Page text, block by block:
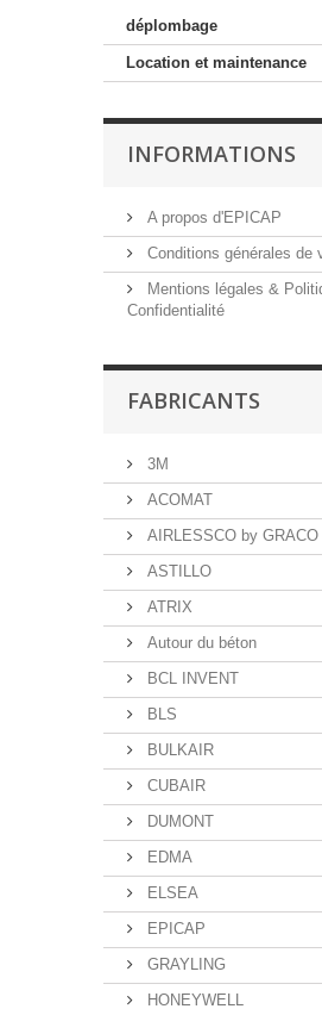
déplombage
Location et maintenance
INFORMATIONS
A propos d'EPICAP
Conditions générales de
Mentions légales &
Confidentialité
FABRICANTS
3M
ACOMAT
AIRLESSCO by GRACO
ASTILLO
ATRIX
Autour du béton
BCL INVENT
BLS
BULKAIR
CUBAIR
DUMONT
EDMA
ELSEA
EPICAP
GRAYLING
HONEYWELL